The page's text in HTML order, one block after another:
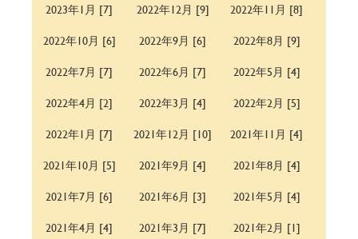
2023年1月 [7]
2022年12月 [9]
2022年11月 [8]
2022年10月 [6]
2022年9月 [6]
2022年8月 [9]
2022年7月 [7]
2022年6月 [7]
2022年5月 [4]
2022年4月 [2]
2022年3月 [4]
2022年2月 [5]
2022年1月 [7]
2021年12月 [10]
2021年11月 [4]
2021年10月 [5]
2021年9月 [4]
2021年8月 [4]
2021年7月 [6]
2021年6月 [3]
2021年5月 [4]
2021年4月 [4]
2021年3月 [7]
2021年2月 [1]